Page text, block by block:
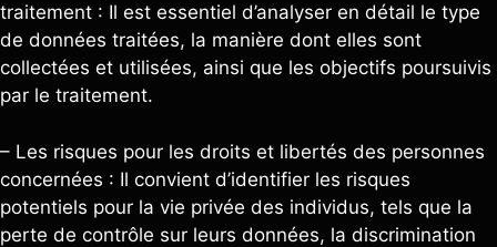
traitement : Il est essentiel d’analyser en détail le type
de données traitées, la manière dont elles sont
collectées et utilisées, ainsi que les objectifs poursuivis
par le traitement.
– Les risques pour les droits et libertés des personnes
concernées : Il convient d’identifier les risques
potentiels pour la vie privée des individus, tels que la
perte de contrôle sur leurs données, la discrimination